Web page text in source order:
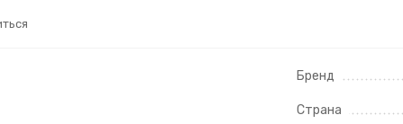
Бренд
Страна